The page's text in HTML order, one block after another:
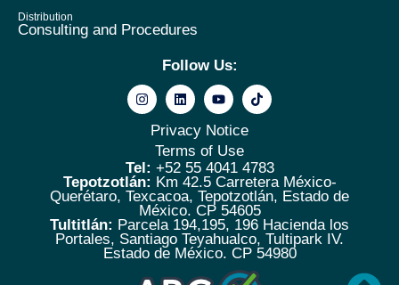
Distribution
Consulting and Procedures
Follow Us:
Privacy Notice
Terms of Use
Tel: +52 55 4041 4783
Tepotzotlán: Km 42.5 Carretera México-
Querétaro, Texcacoa, Tepotzotlán, Estado de
México. CP 54605
Tultitlán: Parcela 194,195, 196 Hacienda los
Portales, Santiago Teyahualco, Tultipark IV.
Estado de México. CP 54980